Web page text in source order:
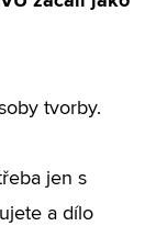
tvorby.
jen s
a dílo